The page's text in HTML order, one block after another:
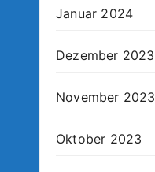
Januar 2024
Dezember 2023
November 2023
Oktober 2023